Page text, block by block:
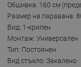
Обшивка: 160 см
Размер на паравана:
Вид: 1-крилен
Монтаж: Универсален
Тип: Постоянен
Вид стъкло: Закалено